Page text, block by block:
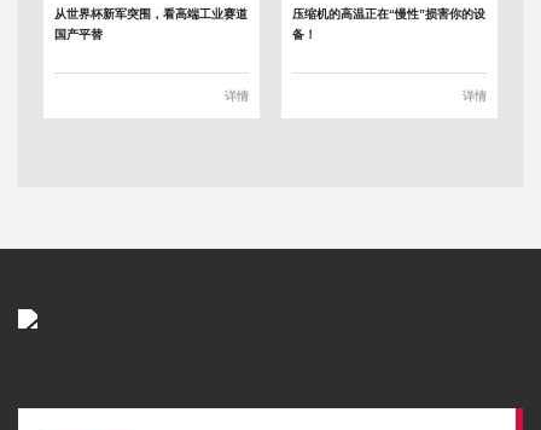
从世界杯新军突围，看高端工业赛道
国产平替
详情
压缩机的高温正在“慢性”损害你的设
备！
详情